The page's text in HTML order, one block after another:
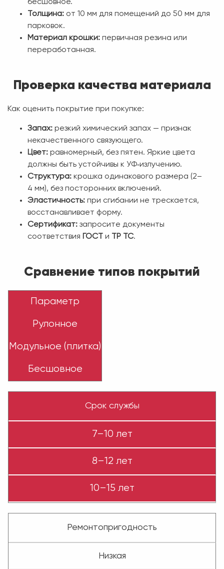
бесшовное.
Толщина: от 10 мм для помещений до 50 мм для
парковок.
Материал крошки: первичная резина или
переработанная.
Проверка качества материала
Как оценить покрытие при покупке:
Запах: резкий химический запах — признак
некачественного связующего.
Цвет: равномерный, без пятен. Яркие цвета
должны быть устойчивы к УФ‑излучению.
Структура: крошка одинакового размера (2–
4 мм), без посторонних включений.
Эластичность: при сгибании не трескается,
восстанавливает форму.
Сертификат: запросите документы
соответствия ГОСТ и ТР ТС.
Сравнение типов покрытий
Параметр
Рулонное
Модульное (плитка)
Бесшовное
Срок службы
7–10 лет
8–12 лет
10–15 лет
Ремонтопригодность
Низкая